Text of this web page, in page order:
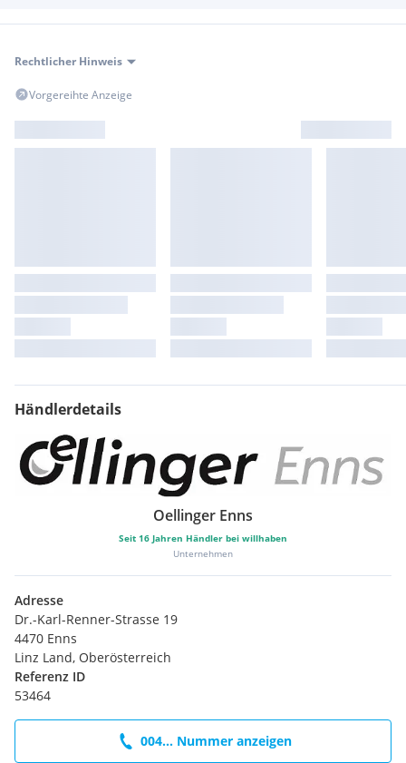
Rechtlicher Hinweis
Vorgereihte Anzeige
Händlerdetails
Oellinger Enns
Seit 16 Jahren Händler bei willhaben
Unternehmen
Adresse
Dr.-Karl-Renner-Strasse 19
4470 Enns
Linz Land, Oberösterreich
Referenz ID
53464
004... Nummer anzeigen